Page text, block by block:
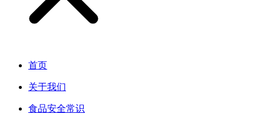
首页
关于我们
食品安全常识